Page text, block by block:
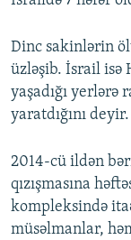
Dinc sakinlərin
üzləşib. İsrail isə
yaşadığı
yaratdığını deyir.
2014-cü ildən
qızışmasına
kompleksində
müsəlmanlar,